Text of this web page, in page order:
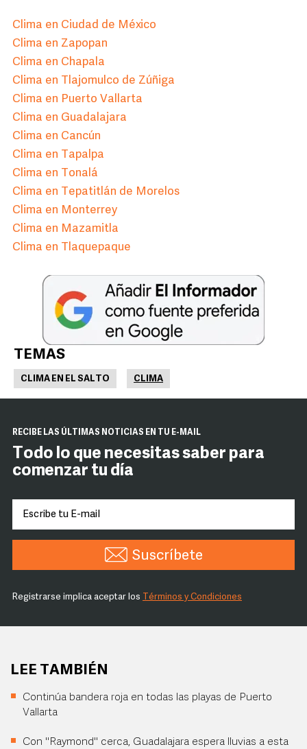
Clima en Ciudad de México
Clima en Zapopan
Clima en Chapala
Clima en Tlajomulco de Zúñiga
Clima en Puerto Vallarta
Clima en Guadalajara
Clima en Cancún
Clima en Tapalpa
Clima en Tonalá
Clima en Tepatitlán de Morelos
Clima en Monterrey
Clima en Mazamitla
Clima en Tlaquepaque
TEMAS
CLIMA EN EL SALTO CLIMA
RECIBE LAS ÚLTIMAS NOTICIAS EN TU E-MAIL
Todo lo que necesitas saber para
comenzar tu día
Suscríbete
Registrarse implica aceptar los Términos y Condiciones
LEE TAMBIÉN
Continúa bandera roja en todas las playas de Puerto
Vallarta
Con "Raymond" cerca, Guadalajara espera lluvias a esta